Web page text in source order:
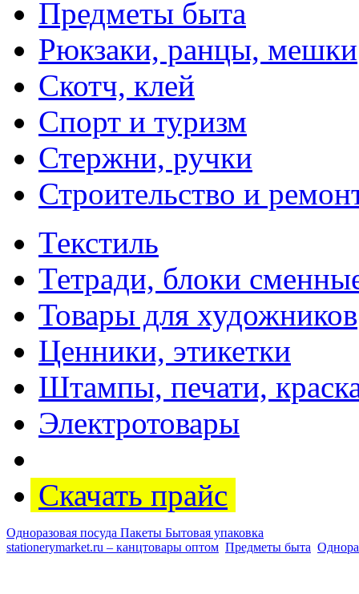
Предметы быта
Рюкзаки, ранцы, мешки
Скотч, клей
Спорт и туризм
Стержни, ручки
Строительство и
Текстиль
Тетради, блоки
Товары для художников
Ценники, этикетки
Штампы, печати,
Электротовары
Скачать прайс
Одноразовая посуда Пакеты Бытовая упаковка
stationerymarket.ru – канцтовары оптом Предметы быта